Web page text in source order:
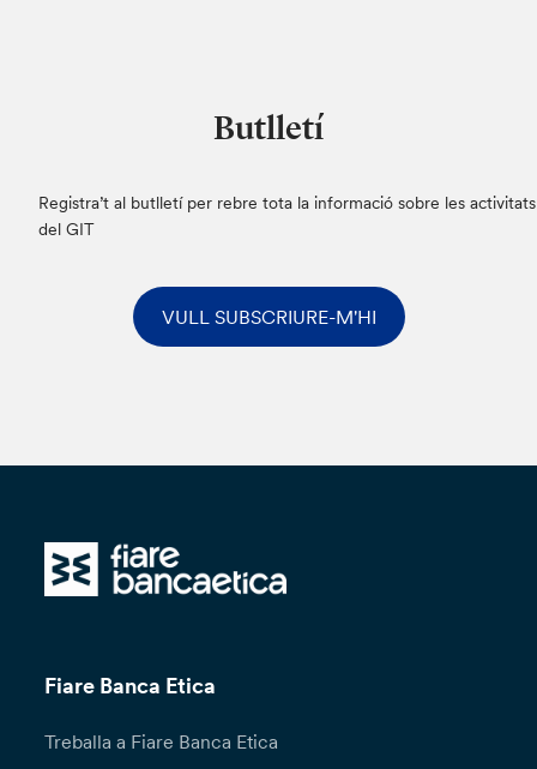
Butlletí
Registra’t al butlletí per rebre tota la informació sobre les activitats
del GIT
VULL SUBSCRIURE-M'HI
Fiare Banca Etica
Treballa a Fiare Banca Etica